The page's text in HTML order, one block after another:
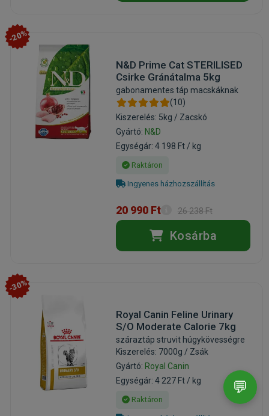
-20%
N&D Prime Cat STERILISED
Csirke Gránátalma 5kg
gabonamentes táp macskáknak
(10)
Kiszerelés: 5kg / Zacskó
Gyártó: N&D
Egységár: 4 198 Ft / kg
Raktáron
Ingyenes házhozszállítás
20 990 Ft 26 238 Ft
Kosárba
-30%
Royal Canin Feline Urinary
S/O Moderate Calorie 7kg
száraztáp struvit húgykövességre
Kiszerelés: 7000g / Zsák
Gyártó: Royal Canin
Egységár: 4 227 Ft / kg
Raktáron
💬